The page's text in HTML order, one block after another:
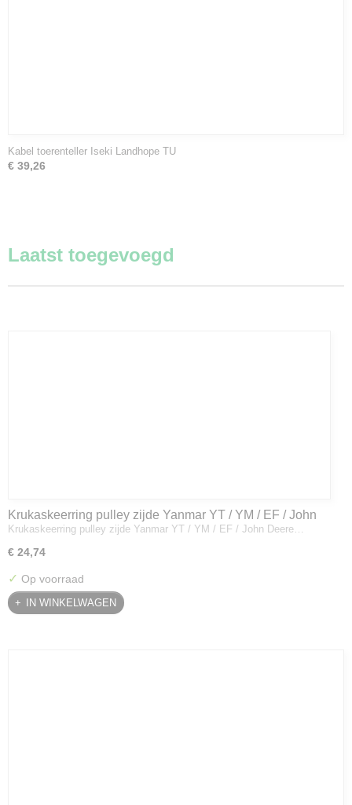
Kabel toerenteller Iseki Landhope TU
€ 39,26
Laatst toegevoegd
Krukaskeerring pulley zijde Yanmar YT / YM / EF / John
Deere - 119934-01800
Krukaskeerring pulley zijde Yanmar YT / YM / EF / John Deere…
€ 24,74
✓ Op voorraad
IN WINKELWAGEN